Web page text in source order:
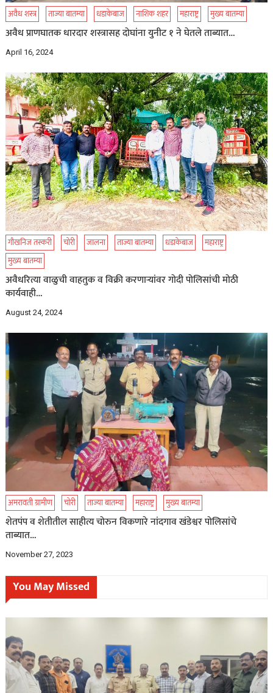
अवैध शस्त्र ताज्या बातम्या धडाकेबाज नाशिक शहर महाराष्ट्र मुख्य बातम्या
अवैध प्राणघातक धारदार शस्त्रासह दोघांना युनीट १ ने घेतले ताब्यात…
April 16, 2024
गौखनिज तस्करी चोरी जालना ताज्या बातम्या धडाकेबाज
महाराष्ट्र
मुख्य बातम्या
अवैधरित्या वाळुची वाहतुक व विक्री करणाऱ्यांवर गोदी पोलिसांची मोठी
कार्यवाही…
August 24, 2024
अमरावती ग्रामीण चोरी ताज्या बातम्या महाराष्ट्र मुख्य बातम्या
शेतपंप व शेतीतील साहीत्य चोरुन विकणारे नांदगाव खंडेश्वर पोलिसांचे
ताब्यात…
November 27, 2023
You May Missed